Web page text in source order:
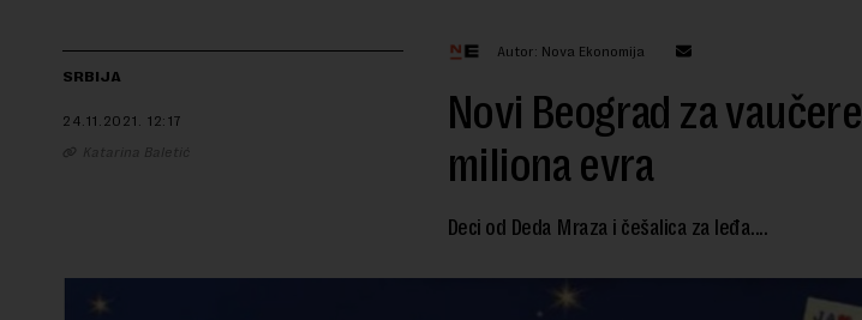
SRBIJA
24.11.2021. 12:17
Katarina Baletić
Autor: Nova Ekonomija
Novi Beograd za
miliona evra
Deci od Deda Mraza i češalica za leđa....